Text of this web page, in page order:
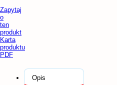
Zapytaj
o
ten
produkt
Karta
produktu
PDF
Opis